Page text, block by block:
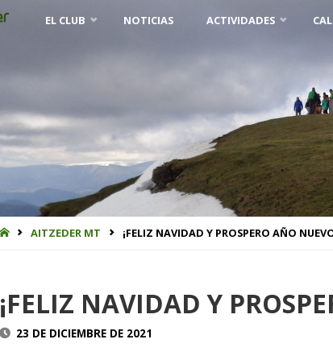
Saltar
EL CLUB NOTICIAS ACTIVIDADES
INICIOAITZEDER MT ¡FELIZ NAVIDAD Y PROSPERO AÑO
¡FELIZ NAVIDAD Y
23 DE DICIEMBRE DE 2021